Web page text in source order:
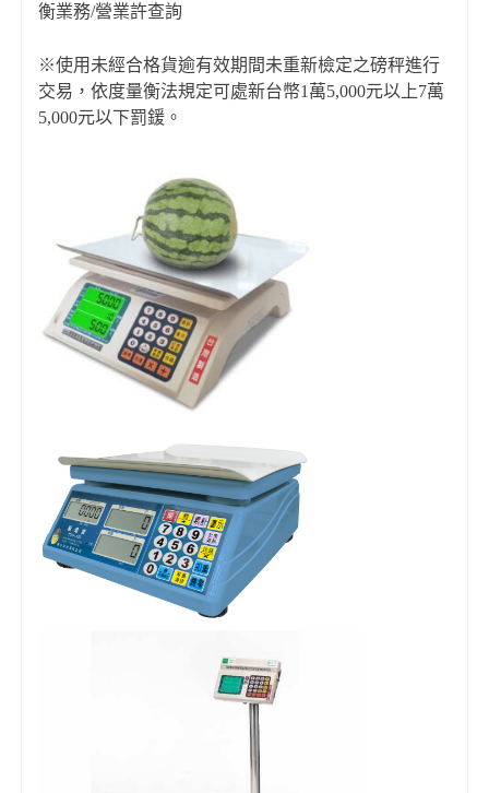
衡業務/營業許查詢
※使用未經合格貨逾有效期間未重新檢定之磅秤進行
交易，依度量衡法規定可處新台幣1萬5,000元以上7萬
5,000元以下罰鍰。